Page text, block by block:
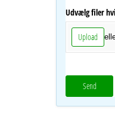
Udvælg filer
Upload
Send